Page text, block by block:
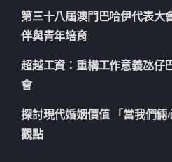
第三十八屆澳門巴哈伊代表大
伴與青年培育
超越工資：重構工作意義氹仔
會
探討現代婚姻價值 「當我們
觀點